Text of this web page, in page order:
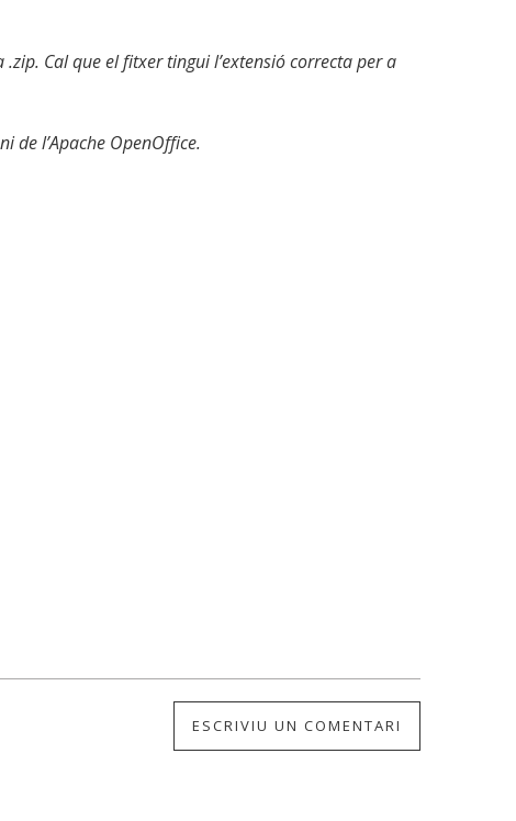
Cal que el fitxer tingui l’extensió correcta per a
de l’Apache OpenOffice.
ESCRIVIU UN COMENTARI